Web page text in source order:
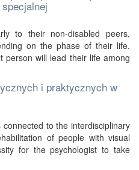
to their non-disabled peers,
on the phase of their life.
person will lead their life among
i praktycznych w
to the interdisciplinary
of people with visual
for the psychologist to take